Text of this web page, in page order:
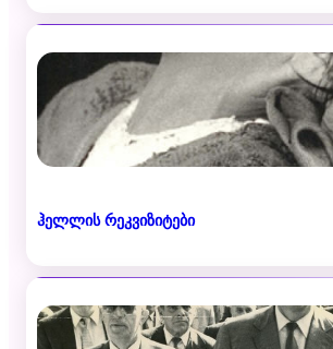
ჰელლის რეკვიზიტები